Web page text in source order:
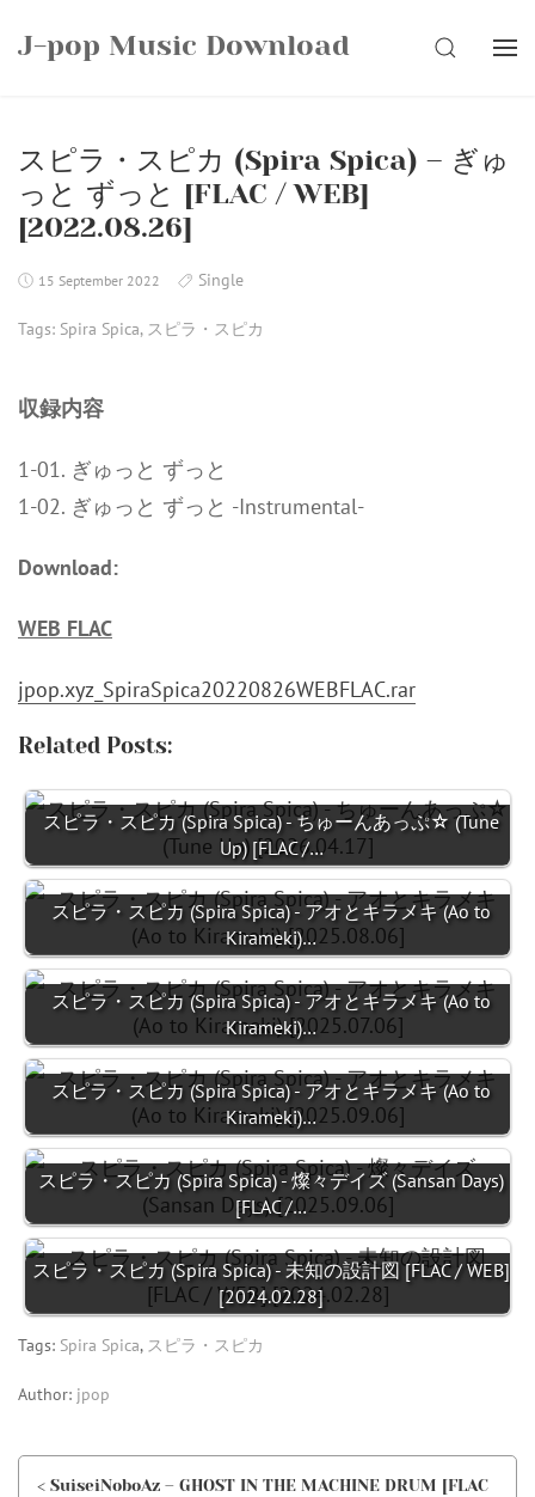
J-pop Music Download SEARCH
スピラ・スピカ (Spira Spica) – ぎゅ
っと ずっと [FLAC / WEB]
[2022.08.26]
15 September 2022 Single
Tags: Spira Spica, スピラ・スピカ
収録内容
1-01. ぎゅっと ずっと
1-02. ぎゅっと ずっと -Instrumental-
Download:
WEB FLAC
jpop.xyz_SpiraSpica20220826WEBFLAC.rar
Related Posts:
スピラ・スピカ (Spira Spica) - ちゅーんあっぷ☆ (Tune
Up) [FLAC /…
スピラ・スピカ (Spira Spica) - アオとキラメキ (Ao to
Kirameki)…
スピラ・スピカ (Spira Spica) - アオとキラメキ (Ao to
Kirameki)…
スピラ・スピカ (Spira Spica) - アオとキラメキ (Ao to
Kirameki)…
スピラ・スピカ (Spira Spica) - 燦々デイズ (Sansan Days)
[FLAC /…
スピラ・スピカ (Spira Spica) - 未知の設計図 [FLAC / WEB]
[2024.02.28]
Tags: Spira Spica, スピラ・スピカ
Author: jpop
< SuiseiNoboAz – GHOST IN THE MACHINE DRUM [FLAC